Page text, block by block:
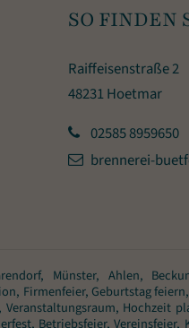
SO FINDEN
Raiffeisenstraße 2
48231 Hoetmar
02585 8959650
brennerei-
Münster, Ahlen,
Firmenfeier, Geburtstag
Hochzeit
Betriebsfeier,